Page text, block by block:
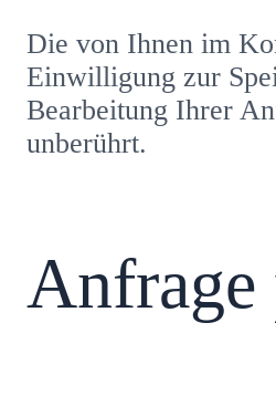
Die von Ihnen im
Einwilligung zur
Bearbeitung Ihrer
unberührt.
Anfrage